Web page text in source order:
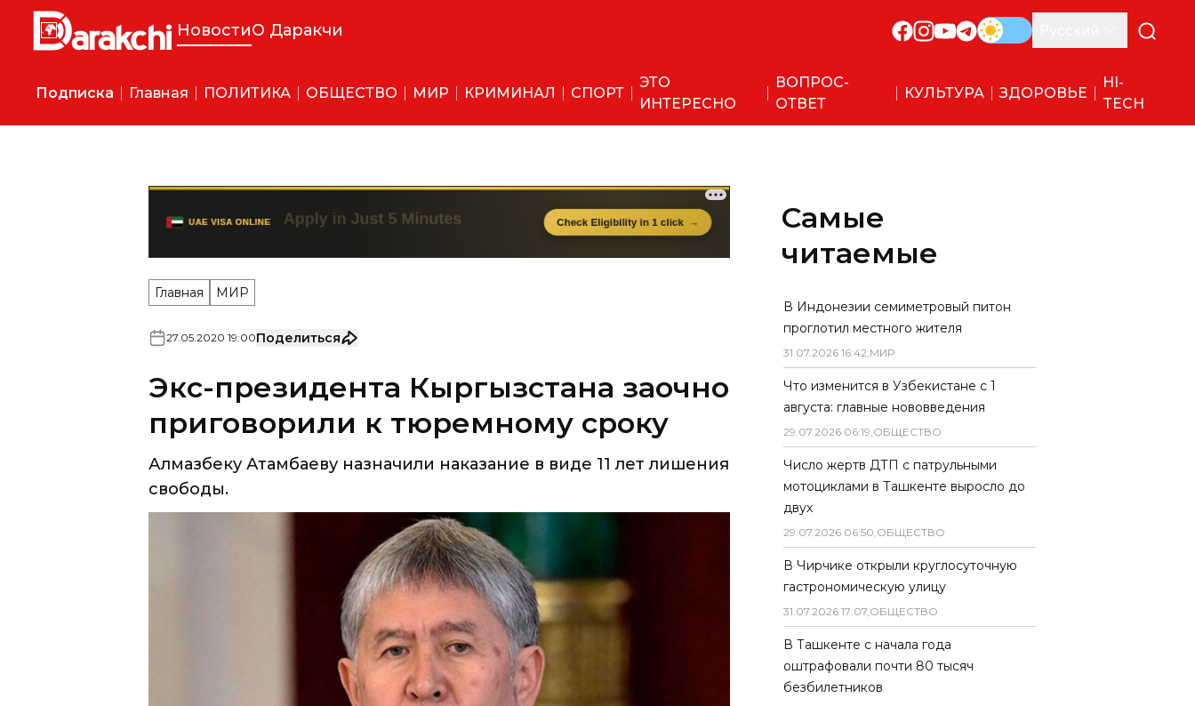
НовостиО Даракчи
Подписка Главная ПОЛИТИКА ОБЩЕСТВО МИР КРИМИНАЛ СПОРТ
ЭТО
ИНТЕРЕСНО
ВОПРОС-
ОТВЕТ
КУЛЬТУРА ЗДОРОВЬЕ
HI-
TECH
Главная МИР
27 05 2020 19:00Поделиться
Экс-президента Кыргызстана заочно
приговорили к тюремному сроку
Алмазбеку Атамбаеву назначили наказание в виде 11 лет лишения
свободы.
Самые
читаемые
В Индонезии семиметровый питон
проглотил местного жителя
31.07.2026 16:42,МИР
Что изменится в Узбекистане с 1
августа: главные нововведения
29.07.2026 06:19,ОБЩЕСТВО
Число жертв ДТП с патрульными
мотоциклами в Ташкенте выросло до
двух
29.07.2026 06:50,ОБЩЕСТВО
В Чирчике открыли круглосуточную
гастрономическую улицу
31.07.2026 17:07,ОБЩЕСТВО
В Ташкенте с начала года
оштрафовали почти 80 тысяч
безбилетников